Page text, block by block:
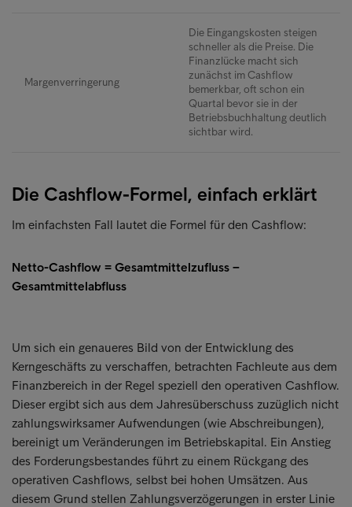
Margenverringerung
Die Eingangskosten steigen
schneller als die Preise. Die
Finanzlücke macht sich
zunächst im Cashflow
bemerkbar, oft schon ein
Quartal bevor sie in der
Betriebsbuchhaltung deutlich
sichtbar wird.
Die Cashflow-Formel, einfach erklärt
Im einfachsten Fall lautet die Formel für den Cashflow:
Netto-Cashflow = Gesamtmittelzufluss −
Gesamtmittelabfluss
Um sich ein genaueres Bild von der Entwicklung des
Kerngeschäfts zu verschaffen, betrachten Fachleute aus dem
Finanzbereich in der Regel speziell den operativen Cashflow.
Dieser ergibt sich aus dem Jahresüberschuss zuzüglich nicht
zahlungswirksamer Aufwendungen (wie Abschreibungen),
bereinigt um Veränderungen im Betriebskapital. Ein Anstieg
des Forderungsbestandes führt zu einem Rückgang des
operativen Cashflows, selbst bei hohen Umsätzen. Aus
diesem Grund stellen Zahlungsverzögerungen in erster Linie